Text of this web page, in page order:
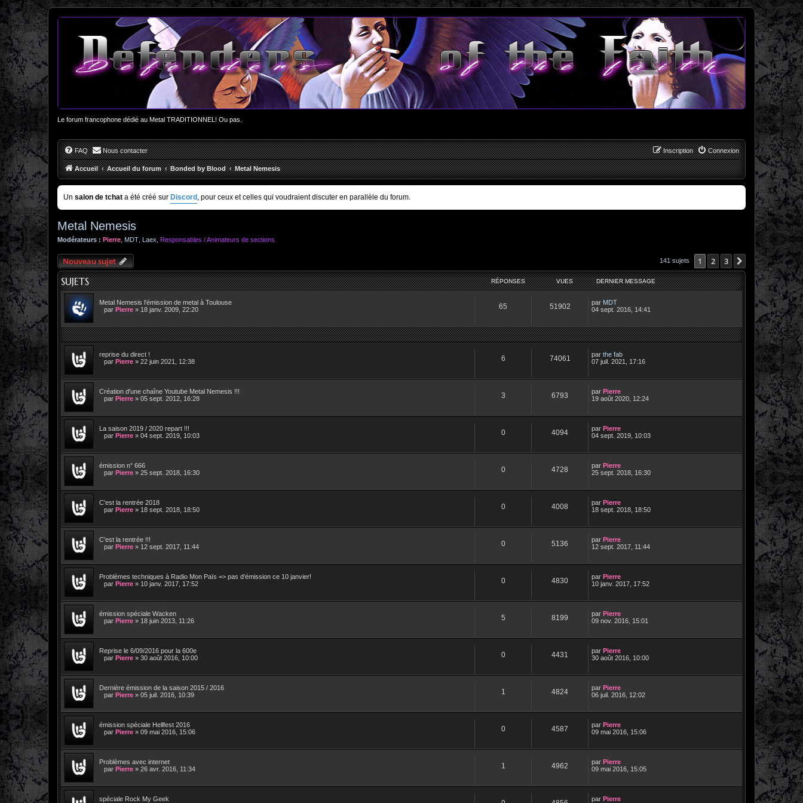
Le forum francophone dédié au Metal TRADITIONNEL! Ou pas.
FAQ Nous contacter Connexion
Inscription
Accueil Accueil du forum Bonded by Blood Metal Nemesis
Un salon de tchat a été créé sur Discord , pour ceux et celles qui voudraient discuter en parallèle du forum.
Metal Nemesis
Modérateurs : Pierre MDT Laex Responsables / Animateurs de sections
Nouveau sujet 141 sujets 1 2 3 Suivant
SUJETS RÉPONSES VUES DERNIER MESSAGE
Metal Nemesis l'émission de metal à Toulouse
par Pierre » 18 janv. 2009, 22:20 65 51902 par MDT
04 sept. 2016, 14:41
reprise du direct !
par Pierre » 22 juin 2021, 12:38 6 74061 par the fab
07 juil. 2021, 17:16
Création d'une chaîne Youtube Metal Nemesis !!!
par Pierre » 05 sept. 2012, 16:28 3 6793 par Pierre
19 août 2020, 12:24
La saison 2019 / 2020 repart !!!
par Pierre » 04 sept. 2019, 10:03 0 4094 par Pierre
04 sept. 2019, 10:03
émission n° 666
par Pierre » 25 sept. 2018, 16:30 0 4728 par Pierre
25 sept. 2018, 16:30
C'est la rentrée 2018
par Pierre » 18 sept. 2018, 18:50 0 4008 par Pierre
18 sept. 2018, 18:50
C'est la rentrée !!!
par Pierre » 12 sept. 2017, 11:44 0 5136 par Pierre
12 sept. 2017, 11:44
Problèmes techniques à Radio Mon Païs => pas d'émission ce 10 janvier!
par Pierre » 10 janv. 2017, 17:52 0 4830 par Pierre
10 janv. 2017, 17:52
émission spéciale Wacken
par Pierre » 18 juin 2013, 11:26 5 8199 par Pierre
09 nov. 2016, 15:01
Reprise le 6/09/2016 pour la 600e
par Pierre » 30 août 2016, 10:00 0 4431 par Pierre
30 août 2016, 10:00
Dernière émission de la saison 2015 / 2016
par Pierre » 05 juil. 2016, 10:39 1 4824 par Pierre
06 juil. 2016, 12:02
émission spéciale Hellfest 2016
par Pierre » 09 mai 2016, 15:06 0 4587 par Pierre
09 mai 2016, 15:06
Problèmes avec internet
par Pierre » 26 avr. 2016, 11:34 1 4962 par Pierre
09 mai 2016, 15:05
spéciale Rock My Geek
par Pierre